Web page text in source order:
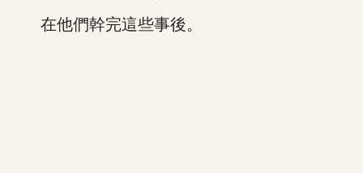
在他們幹完這些事後。